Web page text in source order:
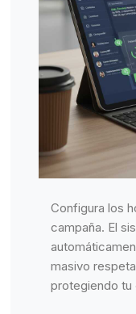
Configura los
campaña. El
masivo
protegiendo tu